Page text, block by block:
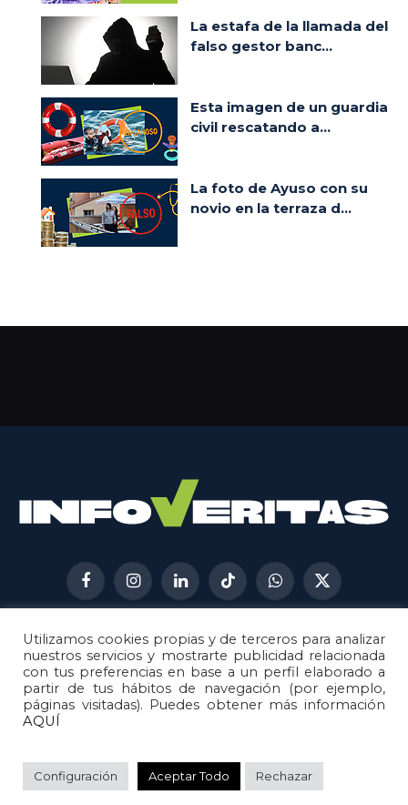
La estafa de la llamada del
falso gestor banc...
Esta imagen de un guardia
civil rescatando a...
La foto de Ayuso con su
novio en la terraza d...
FacebookInstagramLinkedInTikTokWhatsApp
X
(Twitter)
AVISO LEGAL
METODOLOGÍA
POLÍTICA DE COOKIES
POLÍTICA DE CORRECCIONES
© 2026Metech. Todos los derechos reservados.
Utilizamos cookies propias y de terceros para analizar
nuestros servicios y mostrarte publicidad relacionada
con tus preferencias en base a un perfil elaborado a
partir de tus hábitos de navegación (por ejemplo,
páginas visitadas). Puedes obtener más información
AQUÍ
Configuración Aceptar Todo Rechazar